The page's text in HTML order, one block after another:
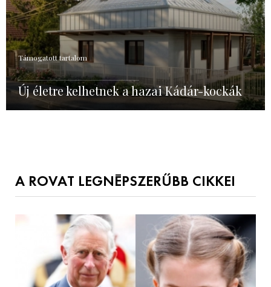
Támogatott tartalom
Új életre kelhetnek a hazai Kádár-kockák
A ROVAT LEGNÉPSZERŰBB CIKKEI